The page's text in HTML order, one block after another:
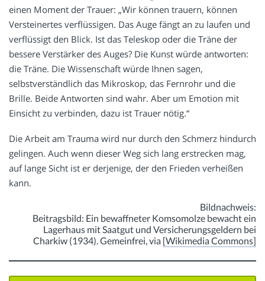
einen Moment der Trauer: „Wir können trauern, können
Versteinertes verflüssigen. Das Auge fängt an zu laufen und
verflüssigt den Blick. Ist das Teleskop oder die Träne der
bessere Verstärker des Auges? Die Kunst würde antworten:
die Träne. Die Wissenschaft würde Ihnen sagen,
selbstverständlich das Mikroskop, das Fernrohr und die
Brille. Beide Antworten sind wahr. Aber um Emotion mit
Einsicht zu verbinden, dazu ist Trauer nötig.“
Die Arbeit am Trauma wird nur durch den Schmerz hindurch
gelingen. Auch wenn dieser Weg sich lang erstrecken mag,
auf lange Sicht ist er derjenige, der den Frieden verheißen
kann.
Bildnachweis:
Beitragsbild: Ein bewaffneter Komsomolze bewacht ein
Lagerhaus mit Saatgut und Versicherungsgeldern bei
Charkiw (1934). Gemeinfrei, via [Wikimedia Commons]